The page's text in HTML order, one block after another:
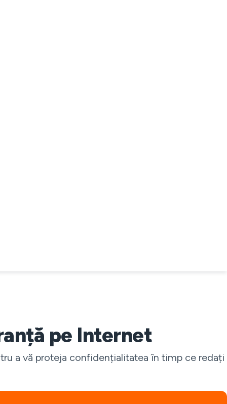
pe Internet
a vă proteja confidențialitatea în timp ce redați